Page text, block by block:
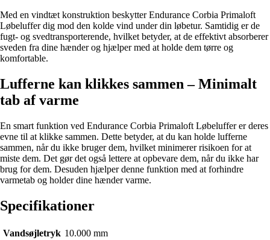
Med en vindtæt konstruktion beskytter Endurance Corbia Primaloft
Løbeluffer dig mod den kolde vind under din løbetur. Samtidig er de
fugt- og svedtransporterende, hvilket betyder, at de effektivt absorberer
sveden fra dine hænder og hjælper med at holde dem tørre og
komfortable.
Lufferne kan klikkes sammen – Minimalt
tab af varme
En smart funktion ved Endurance Corbia Primaloft Løbeluffer er deres
evne til at klikke sammen. Dette betyder, at du kan holde lufferne
sammen, når du ikke bruger dem, hvilket minimerer risikoen for at
miste dem. Det gør det også lettere at opbevare dem, når du ikke har
brug for dem. Desuden hjælper denne funktion med at forhindre
varmetab og holder dine hænder varme.
Specifikationer
Vandsøjletryk 10.000 mm